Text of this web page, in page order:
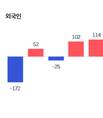
외국인
-172
-172
52
52
-25
-25
102
102 114
114